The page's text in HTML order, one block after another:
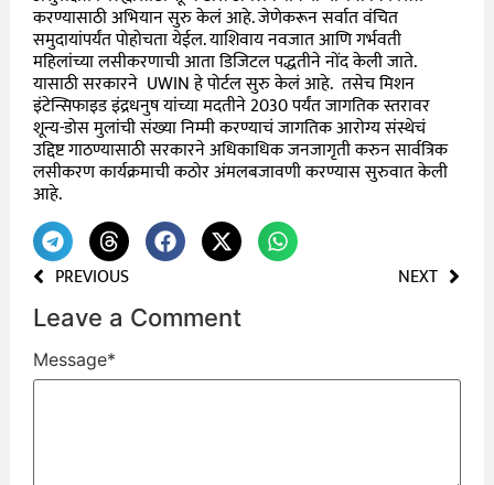
करण्यासाठी अभियान सुरु केलं आहे. जेणेकरून सर्वात वंचित
समुदायांपर्यंत पोहोचता येईल. याशिवाय नवजात आणि गर्भवती
महिलांच्या लसीकरणाची आता डिजिटल पद्धतीने नोंद केली जाते.
यासाठी सरकारने UWIN हे पोर्टल सुरु केलं आहे. तसेच मिशन
इंटेन्सिफाइड इंद्रधनुष यांच्या मदतीने 2030 पर्यंत जागतिक स्तरावर
शून्य-डोस मुलांची संख्या निम्मी करण्याचं जागतिक आरोग्य संस्थेचं
उद्दिष्ट गाठण्यासाठी सरकारने अधिकाधिक जनजागृती करुन सार्वत्रिक
लसीकरण कार्यक्रमाची कठोर अंमलबजावणी करण्यास सुरुवात केली
आहे.
PREVIOUS NEXT
Leave a Comment
Message*